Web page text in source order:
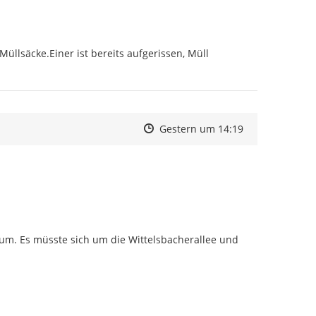
ist bereits aufgerissen, Müll
Zeitpunkt des Erstellens
Zeitpunkt des Erstellens
Gestern um 14:19Zur Äußerung
Es müsste sich um die Wittelsbacherallee und